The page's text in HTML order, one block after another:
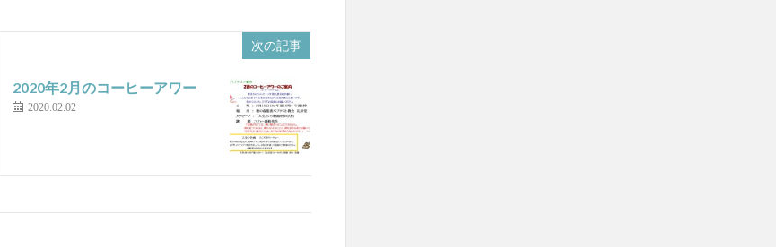
次の記事
2020年2月のコーヒーアワー
2020.02.02